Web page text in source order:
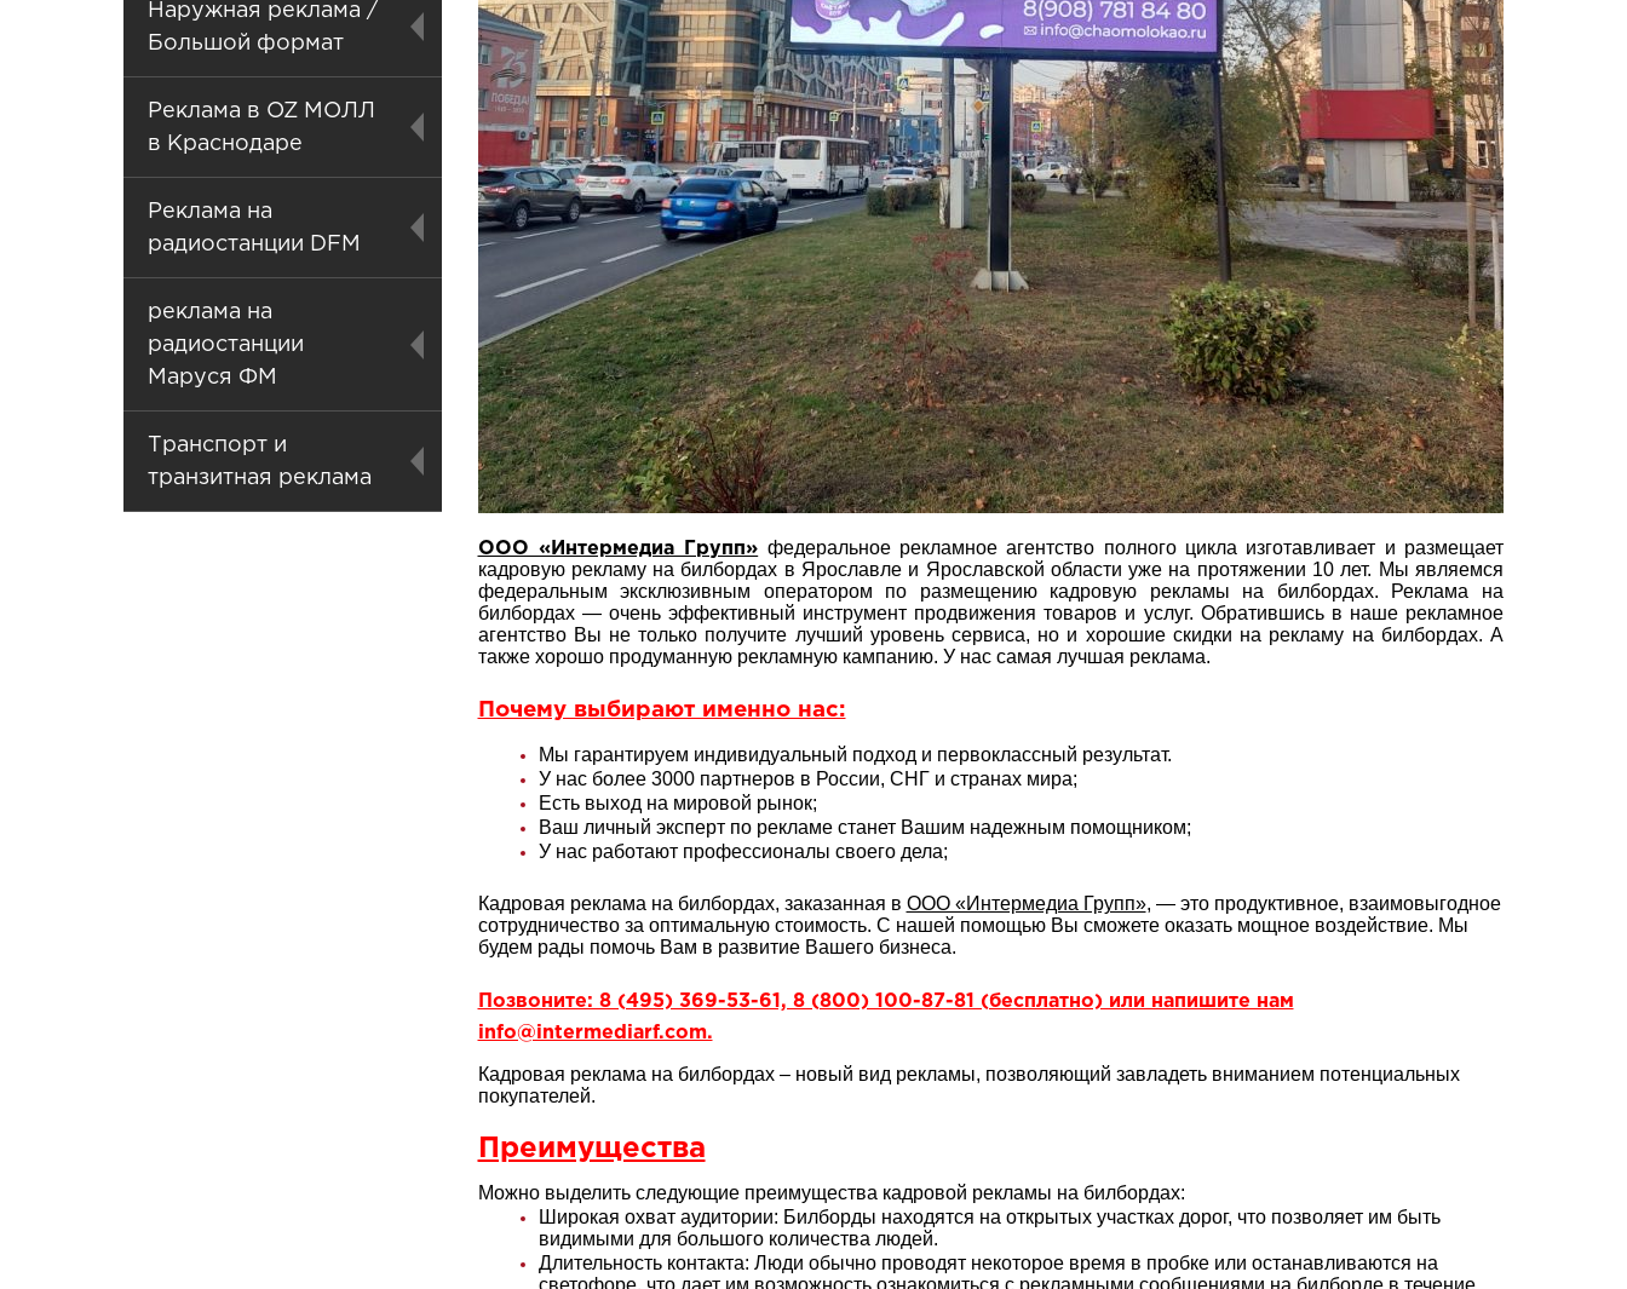
Наружная реклама /
Большой формат
Реклама в OZ МОЛЛ
в Краснодаре
Реклама на
радиостанции DFM
реклама на
радиостанции
Маруся ФМ
Транспорт и
транзитная реклама
ООО «Интермедиа Групп» федеральное рекламное агентство полного цикла изготавливает и размещает
кадровую рекламу на билбордах в Ярославле и Ярославской области уже на протяжении 10 лет. Мы являемся
федеральным эксклюзивным оператором по размещению кадровую рекламы на билбордах. Реклама на
билбордах — очень эффективный инструмент продвижения товаров и услуг. Обратившись в наше рекламное
агентство Вы не только получите лучший уровень сервиса, но и хорошие скидки на рекламу на билбордах. А
также хорошо продуманную рекламную кампанию. У нас самая лучшая реклама.
Почему выбирают именно нас:
Мы гарантируем индивидуальный подход и первоклассный результат.
У нас более 3000 партнеров в России, СНГ и странах мира;
Есть выход на мировой рынок;
Ваш личный эксперт по рекламе станет Вашим надежным помощником;
У нас работают профессионалы своего дела;
Кадровая реклама на билбордах, заказанная в ООО «Интермедиа Групп», — это продуктивное, взаимовыгодное
сотрудничество за оптимальную стоимость. С нашей помощью Вы сможете оказать мощное воздействие. Мы
будем рады помочь Вам в развитие Вашего бизнеса.
Позвоните: 8 (495) 369-53-61, 8 (800) 100-87-81 (бесплатно) или напишите нам
info@intermediarf.com.
Кадровая реклама на билбордах – новый вид рекламы, позволяющий завладеть вниманием потенциальных
покупателей.
Преимущества
Можно выделить следующие преимущества кадровой рекламы на билбордах:
Широкая охват аудитории: Билборды находятся на открытых участках дорог, что позволяет им быть
видимыми для большого количества людей.
Длительность контакта: Люди обычно проводят некоторое время в пробке или останавливаются на
светофоре, что дает им возможность ознакомиться с рекламными сообщениями на билборде в течение